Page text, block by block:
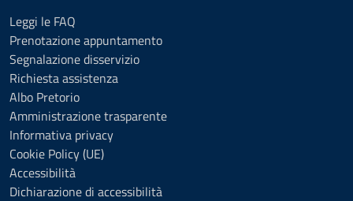
Leggi le FAQ
Prenotazione appuntamento
Segnalazione disservizio
Richiesta assistenza
Albo Pretorio
Amministrazione trasparente
Informativa privacy
Cookie Policy (UE)
Accessibilità
Dichiarazione di accessibilità